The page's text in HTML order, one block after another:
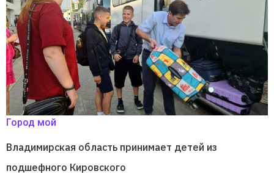
Город мой
Владимирская область принимает детей из
подшефного Кировского